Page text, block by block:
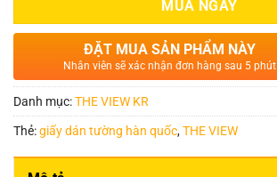
MUA NGAY
ĐẶT MUA SẢN PHẨM NÀY
Nhân viên sẽ xác nhận đơn hàng sau 5 phút
Danh mục:THE VIEW KR
Thẻ:giấy dán tường hàn quốc,THE VIEW